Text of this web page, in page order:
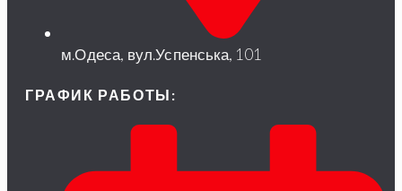
м.Одеса, вул.Успенська, 101
ГРАФИК РАБОТЫ: